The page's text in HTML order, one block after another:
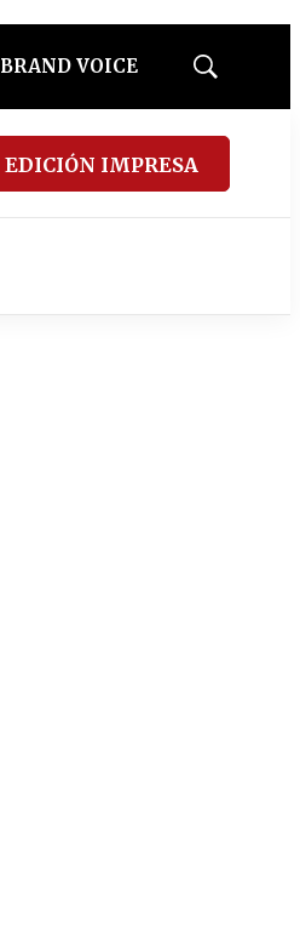
BRAND VOICE
Mostrar
EDICIÓN IMPRESA